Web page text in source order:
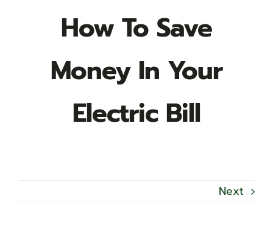
How To Save
Money In Your
Electric Bill
Next